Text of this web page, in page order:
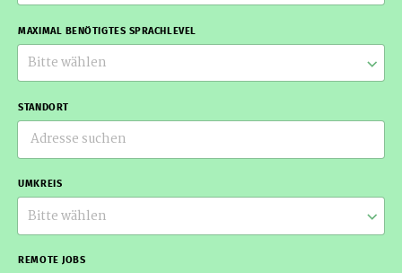
MAXIMAL BENÖTIGTES SPRACHLEVEL
Bitte wählen
STANDORT
UMKREIS
Bitte wählen
REMOTE JOBS